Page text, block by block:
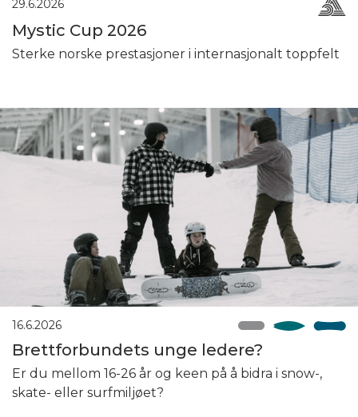
29.6.2026
Mystic Cup 2026
Sterke norske prestasjoner i internasjonalt toppfelt
16.6.2026
Brettforbundets unge ledere?
Er du mellom 16-26 år og keen på å bidra i snow-,
skate- eller surfmiljøet?